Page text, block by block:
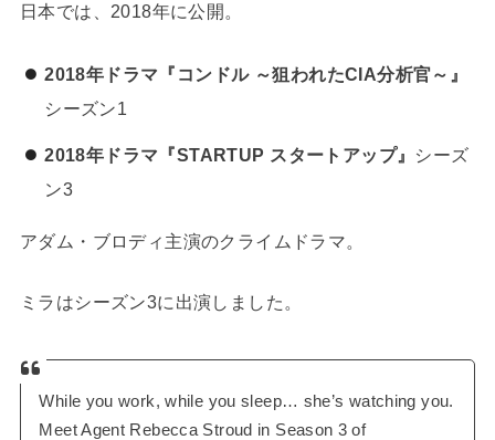
日本では、2018年に公開。
2018年ドラマ『コンドル ～狙われたCIA分析官～』
シーズン1
2018年ドラマ『STARTUP スタートアップ』 シーズ
ン3
アダム・ブロディ主演のクライムドラマ。
ミラはシーズン3に出演しました。
While you work, while you sleep… she’s watching you.
Meet Agent Rebecca Stroud in Season 3 of